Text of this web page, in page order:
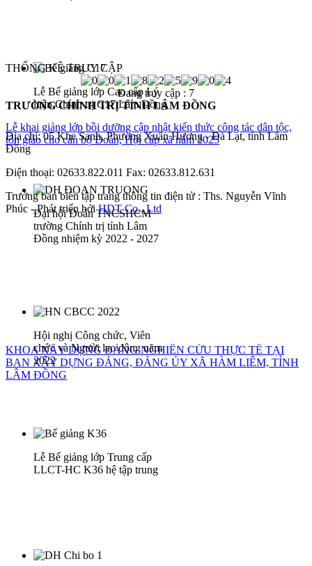
Lễ khai giảng lớp bồi dưỡng cập nhật kiến thức công tác dân tộc,
tôn giáo cho cán bộ Đoàn, Hội cấp xã năm 2025
KHOA XÂY DỰNG ĐẢNG NGHIÊN CỨU THỰC TẾ TẠI
BAN XÂY DỰNG ĐẢNG, ĐẢNG ỦY XÃ HÀM LIÊM, TỈNH
LÂM ĐỒNG
Lễ Bế giảng lớp Cao cấp Lý
luận Chính trị C17 Lâm Đồng
Đại hội Đoàn TNCSHCM
trường Chính trị tỉnh Lâm
Đồng nhiệm kỳ 2022 - 2027
Hội nghị Công chức, Viên
chức và Người lao động năm
2022
Lễ Bế giảng lớp Trung cấp
LLCT-HC K36 hệ tập trung
THỐNG KÊ TRUY CẬP
Đang truy cập : 7
TRƯỜNG CHÍNH TRỊ TỈNH LÂM ĐỒNG
Địa chỉ: 05 Khe Sanh, Phường Xuân Hương - Đà Lạt, tỉnh Lâm
Đồng
Điện thoại: 02633.822.011 Fax: 02633.812.631
Trưởng ban biên tập trang thông tin điện tử : Ths. Nguyễn Vĩnh
Phúc - Phát triển bởiHDT Co., Ltd